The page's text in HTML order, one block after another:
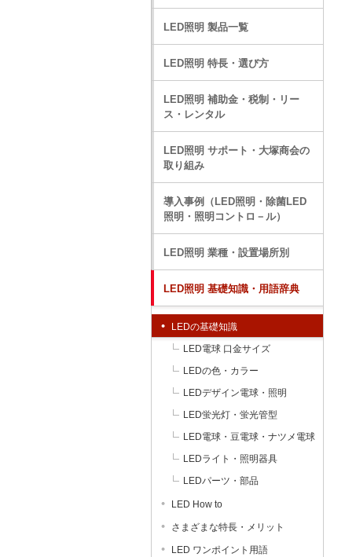
LED照明 製品一覧
LED照明 特長・選び方
LED照明 補助金・税制・リー
ス・レンタル
LED照明 サポート・大塚商会の
取り組み
導入事例（LED照明・除菌LED
照明・照明コントロ－ル）
LED照明 業種・設置場所別
LED照明 基礎知識・用語辞典
LEDの基礎知識
LED電球 口金サイズ
LEDの色・カラー
LEDデザイン電球・照明
LED蛍光灯・蛍光管型
LED電球・豆電球・ナツメ電球
LEDライト・照明器具
LEDパーツ・部品
LED How to
さまざまな特長・メリット
LED ワンポイント用語